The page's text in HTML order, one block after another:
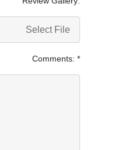
Select File
Comments: *